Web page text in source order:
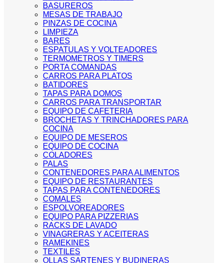
BASUREROS
MESAS DE TRABAJO
PINZAS DE COCINA
LIMPIEZA
BARES
ESPATULAS Y VOLTEADORES
TERMOMETROS Y TIMERS
PORTA COMANDAS
CARROS PARA PLATOS
BATIDORES
TAPAS PARA DOMOS
CARROS PARA TRANSPORTAR
EQUIPO DE CAFETERIA
BROCHETAS Y TRINCHADORES PARA
COCINA
EQUIPO DE MESEROS
EQUIPO DE COCINA
COLADORES
PALAS
CONTENEDORES PARA ALIMENTOS
EQUIPO DE RESTAURANTES
TAPAS PARA CONTENEDORES
COMALES
ESPOLVOREADORES
EQUIPO PARA PIZZERIAS
RACKS DE LAVADO
VINAGRERAS Y ACEITERAS
RAMEKINES
TEXTILES
OLLAS SARTENES Y BUDINERAS